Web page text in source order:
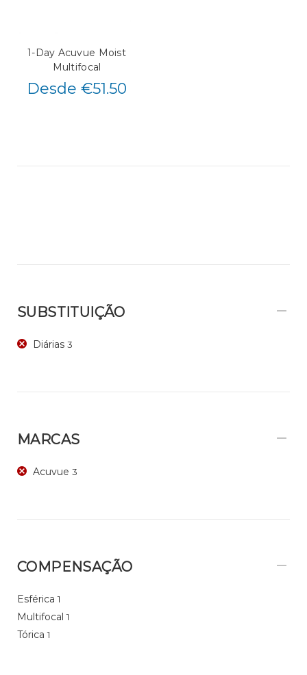
1-Day Acuvue Moist
Multifocal
Desde €51.50
SUBSTITUIÇÃO
Diárias 3
MARCAS
Acuvue 3
COMPENSAÇÃO
Esférica 1
Multifocal 1
Tórica 1